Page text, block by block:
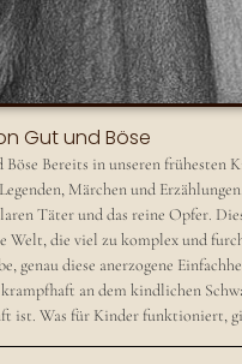
Gut und Böse
Böse Bereits in unseren
Märchen und
Täter und das reine Opfer.
Welt, die viel zu komplex und
genau diese anerzogene
an dem kindlichen
ist. Was für Kinder funktioniert,